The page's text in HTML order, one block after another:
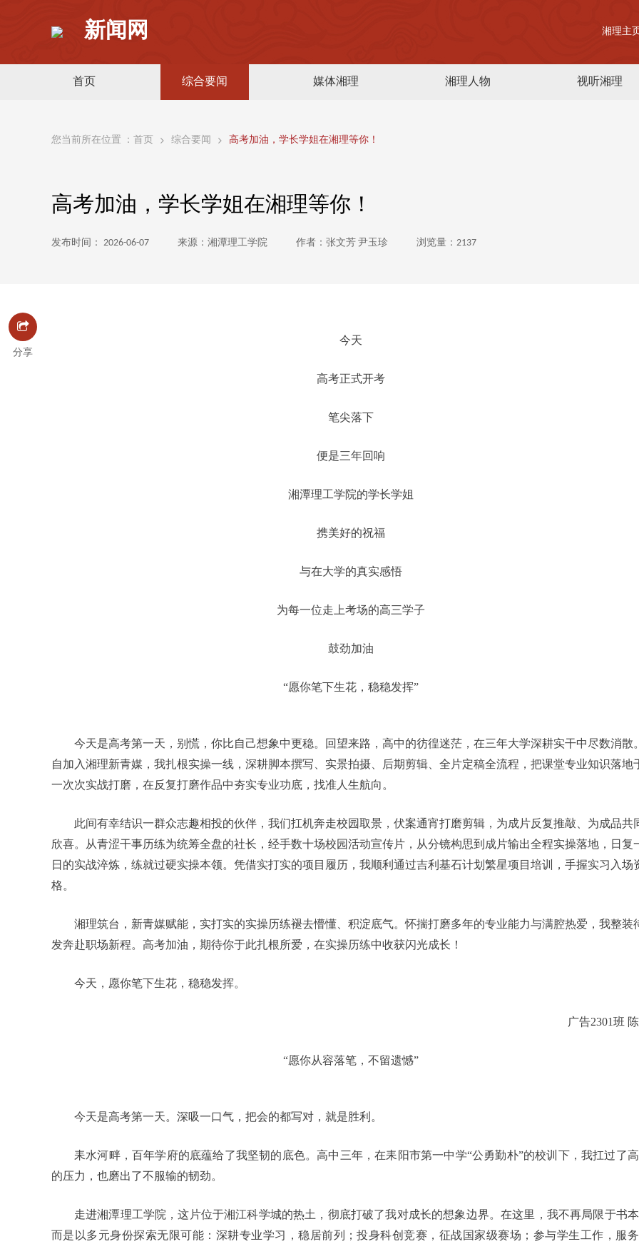
新闻网 湘理主
首页 综合要闻 媒体湘理 湘理人物 视听湘理
您当前所在位置 ： 首页 综合要闻 高考加油，学长学姐在湘理等你！
高考加油，学长学姐在湘理等你！
发布时间： 2026-06-07 来源：湘潭理工学院 作者：张文芳 尹玉珍 浏览量：2137
分享
今天
高考正式开考
笔尖落下
便是三年回响
湘潭理工学院的学长学姐
携美好的祝福
与在大学的真实感悟
为每一位走上考场的高三学子
鼓劲加油
“愿你笔下生花，稳稳发挥”
今天是高考第一天，别慌，你比自己想象中更稳。回望来路，高中的彷徨迷茫，在三年大学深耕实干中尽数消散。
自加入湘理新青媒，我扎根实操一线，深耕脚本撰写、实景拍摄、后期剪辑、全片定稿全流程，把课堂专业知识落地
一次次实战打磨，在反复打磨作品中夯实专业功底，找准人生航向。
此间有幸结识一群众志趣相投的伙伴，我们扛机奔走校园取景，伏案通宵打磨剪辑，为成片反复推敲、为成品共
欣喜。从青涩干事历练为统筹全盘的社长，经手数十场校园活动宣传片，从分镜构思到成片输出全程实操落地，日复
日的实战淬炼，练就过硬实操本领。凭借实打实的项目履历，我顺利通过吉利基石计划繁星项目培训，手握实习入场
格。
湘理筑台，新青媒赋能，实打实的实操历练褪去懵懂、积淀底气。怀揣打磨多年的专业能力与满腔热爱，我整装
发奔赴职场新程。高考加油，期待你于此扎根所爱，在实操历练中收获闪光成长！
今天，愿你笔下生花，稳稳发挥。
广告2301班
“愿你从容落笔，不留遗憾”
今天是高考第一天。深吸一口气，把会的都写对，就是胜利。
耒水河畔，百年学府的底蕴给了我坚韧的底色。高中三年，在耒阳市第一中学“公勇勤朴”的校训下，我扛过了
的压力，也磨出了不服输的韧劲。
走进湘潭理工学院，这片位于湘江科学城的热土，彻底打破了我对成长的想象边界。在这里，我不再局限于书本
而是以多元身份探索无限可能：深耕专业学习，稳居前列；投身科创竞赛，征战国家级赛场；参与学生工作，服